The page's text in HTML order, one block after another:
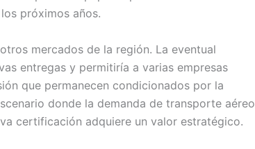
próximos años.
mercados de la región. La eventual
entregas y permitiría a varias empresas
que permanecen condicionados por la
donde la demanda de transporte aéreo
certificación adquiere un valor estratégico.